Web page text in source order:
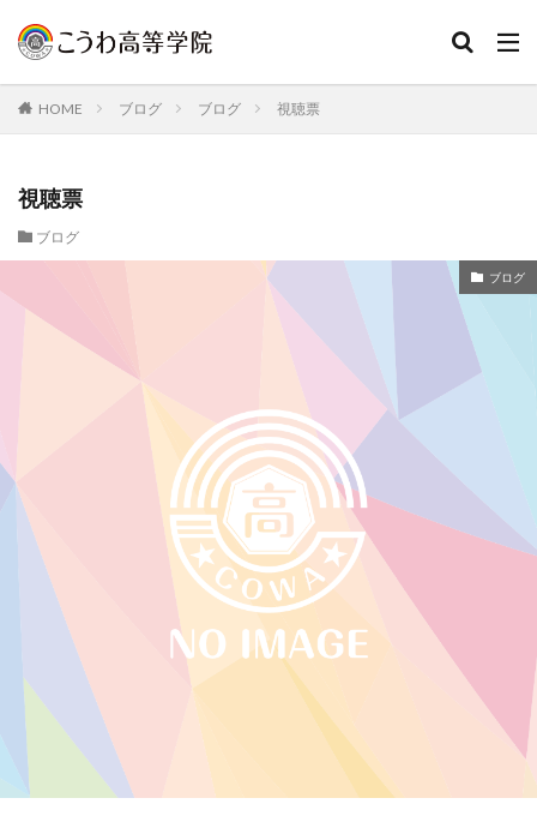
HOME ブログ ブログ 視聴票
視聴票
ブログ
ブログ